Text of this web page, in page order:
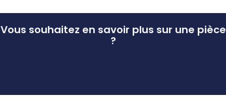
Vous souhaitez en savoir plus sur une pièce
?